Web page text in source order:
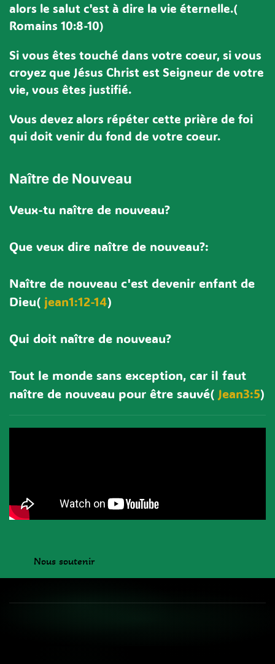
alors le salut c'est à dire la vie éternelle.(
Romains 10:8-10)
Si vous êtes touché dans votre coeur, si vous
croyez que Jésus Christ est Seigneur de votre
vie, vous êtes justifié.
Vous devez alors répéter cette prière de foi
qui doit venir du fond de votre coeur.
Naître de Nouveau
Veux-tu naître de nouveau?
Que veux dire naître de nouveau?:
Naître de nouveau c'est devenir enfant de
Dieu( jean1:12-14)
Qui doit naître de nouveau?
Tout le monde sans exception, car il faut
naître de nouveau pour être sauvé( Jean3:5)
Nous soutenir